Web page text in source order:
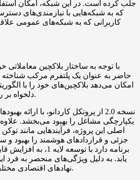
جلب کرده است. در این شبکه، امکان
که به شبکه‌هایی با نیازمندی‌های
کاربرانی که به شبکه‌های عمومی
با توجه به ساختار بلاکچین معاملاتی
حاضر به عنوان یک پلتفرم مرکب
امکان می‌دهد بلاکچین‌های خود را با
دلخواه بر روی این پلتفرم ایجاد کنند.
نسخه 2.0 از پروتکل کاردانو، با
اصلی این پروژه، فرآیندهایی مانند
جزئی و قراردادهای هوشمند را بهبود و
برنامه دارد با توسعه
یابد. به دلیل ویژگی‌های منحصر به فرد
نهادهای اقتصادی مختلف به آن جلب شده است.